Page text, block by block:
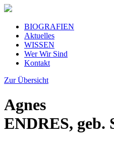
BIOGRAFIEN
Aktuelles
WISSEN
Wer Wir Sind
Kontakt
Zur Übersicht
Agnes
ENDRES, geb.